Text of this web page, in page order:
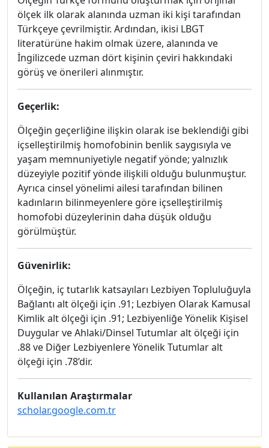
ölçek ilk olarak alanında uzman iki kişi tarafından
Türkçeye çevrilmiştir. Ardından, ikisi LBGT
literatürüne hakim olmak üzere, alanında ve
İngilizcede uzman dört kişinin çeviri hakkındaki
görüş ve önerileri alınmıştır.
Geçerlik:
Ölçeğin geçerliğine ilişkin olarak ise beklendiği gibi
içselleştirilmiş homofobinin benlik saygısıyla ve
yaşam memnuniyetiyle negatif yönde; yalnızlık
düzeyiyle pozitif yönde ilişkili olduğu bulunmuştur.
Ayrıca cinsel yönelimi ailesi tarafından bilinen
kadınların bilinmeyenlere göre içselleştirilmiş
homofobi düzeylerinin daha düşük olduğu
görülmüştür.
Güvenirlik:
Ölçeğin, iç tutarlık katsayıları Lezbiyen Topluluğuyla
Bağlantı alt ölçeği için .91; Lezbiyen Olarak Kamusal
Kimlik alt ölçeği için .91; Lezbiyenliğe Yönelik Kişisel
Duygular ve Ahlaki/Dinsel Tutumlar alt ölçeği için
.88 ve Diğer Lezbiyenlere Yönelik Tutumlar alt
ölçeği için .78’dir.
Kullanılan Araştırmalar
scholar.google.com.tr